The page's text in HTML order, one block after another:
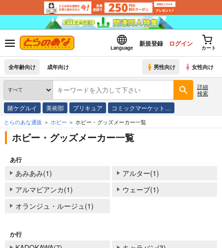
Language
新規登録 ログイン
カート
全年齢向け 成年向け 男性向け 女性向け
詳細
検索
賭ケグルイ 美術部 プリキュア コミックマーケット…
とらのあな通販 ホビー ホビー・グッズメーカー一覧
ホビー・グッズメーカー一覧
あ行
あみあみ(1)
アルター(1)
アルマビアンカ(1)
ウェーブ(1)
オランジュ・ルージュ(1)
か行